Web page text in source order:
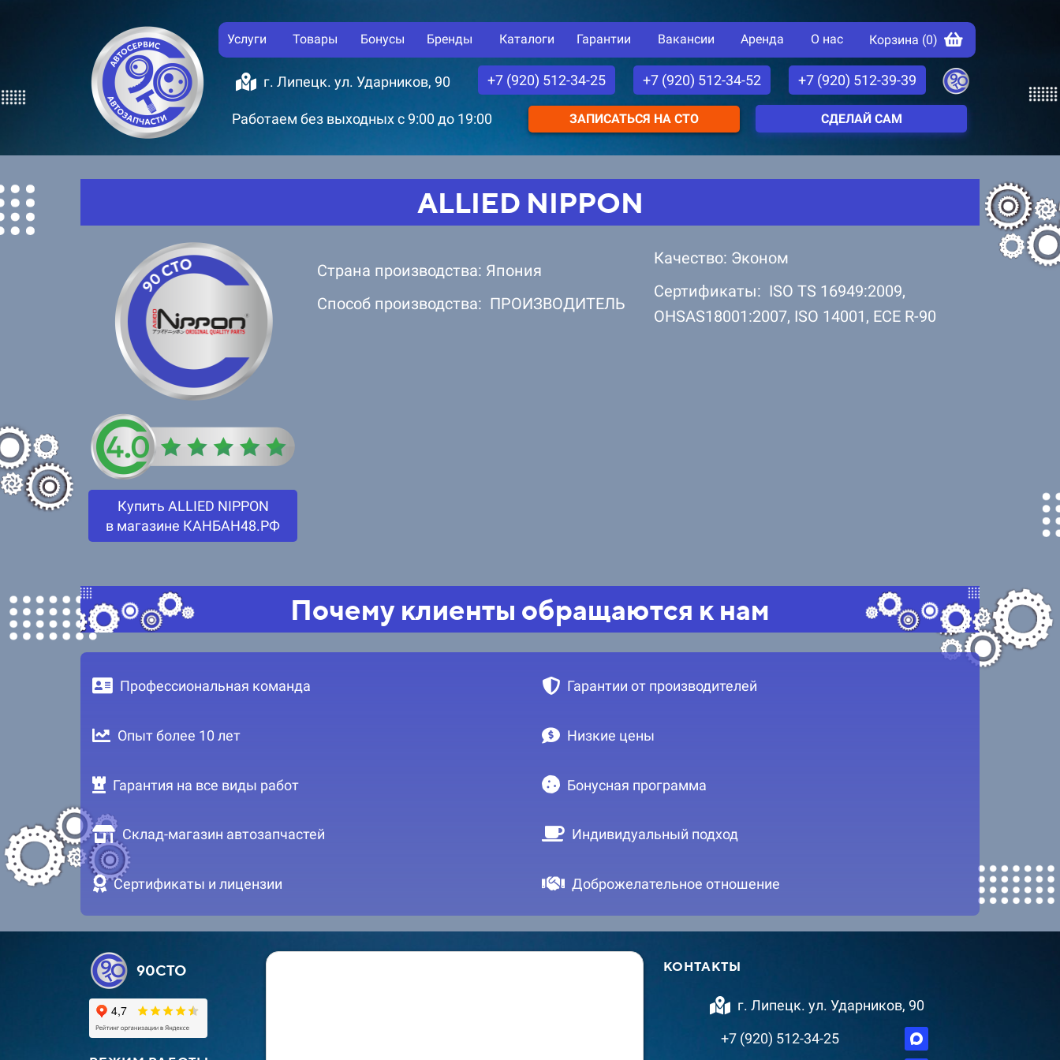
Услуги Товары Бонусы Бренды Каталоги Гарантии Вакансии Аренда О нас Корзина (0)
г. Липецк. ул. Ударников, 90 +7 (920) 512-34-25 +7 (920) 512-34-52 +7 (920) 512-39-39
Работаем без выходных с 9:00 до 19:00 ЗАПИСАТЬСЯ НА СТО СДЕЛАЙ САМ
ALLIED NIPPON
Купить ALLIED NIPPON
в магазине КАНБАН48.РФ
Страна производства: Япония
Способ производства: ПРОИЗВОДИТЕЛЬ
Качество: Эконом
Сертификаты: ISO TS 16949:2009,
OHSAS18001:2007, ISO 14001, ECE R-90
Почему клиенты обращаются к нам
Профессиональная команда
Опыт более 10 лет
Гарантия на все виды работ
Склад-магазин автозапчастей
Сертификаты и лицензии
Гарантии от производителей
Низкие цены
Бонусная программа
Индивидуальный подход
Доброжелательное отношение
90СТО КОНТАКТЫ
г. Липецк. ул. Ударников, 90
+7 (920) 512-34-25